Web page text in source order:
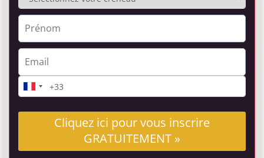
Cliquez ici pour vous inscrire
GRATUITEMENT »